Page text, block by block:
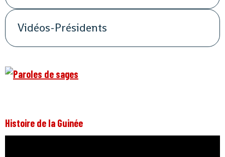
Vidéos-Présidents
Histoire de la Guinée